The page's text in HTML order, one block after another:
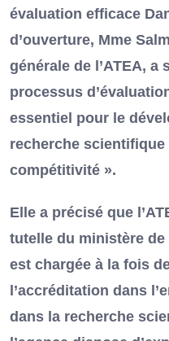
évaluation efficace
d’ouverture, Mme
générale de l’ATEA,
processus
essentiel pour le
recherche scientifique
compétitivité ».
Elle a précisé que
tutelle du ministère de
est chargée à la fois
l’accréditation dans
dans la recherche